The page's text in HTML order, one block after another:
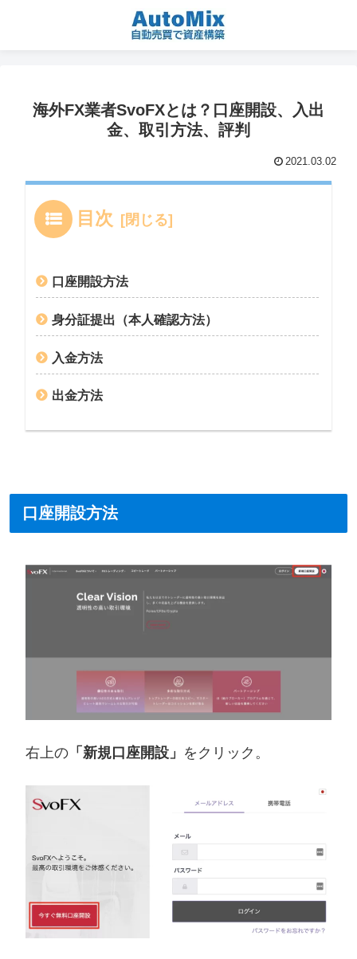
海外FX業者SvoFXとは？口座開設、入出
金、取引方法、評判
2021.03.02
目次
口座開設方法
身分証提出（本人確認方法）
入金方法
出金方法
口座開設方法
右上の 「新規口座開設」 をクリック。